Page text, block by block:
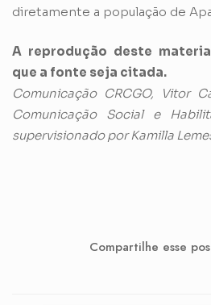
diretamente a população de
A reprodução deste
que a fonte seja citada.
Comunicação CRCGO, Vitor
Comunicação Social e
supervisionado por Kamilla
Compartilhe esse